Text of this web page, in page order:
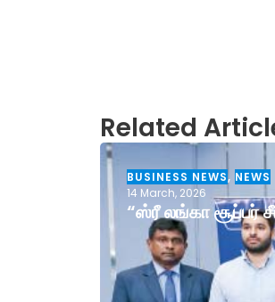
Related
BUSINESS NEWS, NEWS
14 March, 2026
“ஸ்ரீ லங்கா